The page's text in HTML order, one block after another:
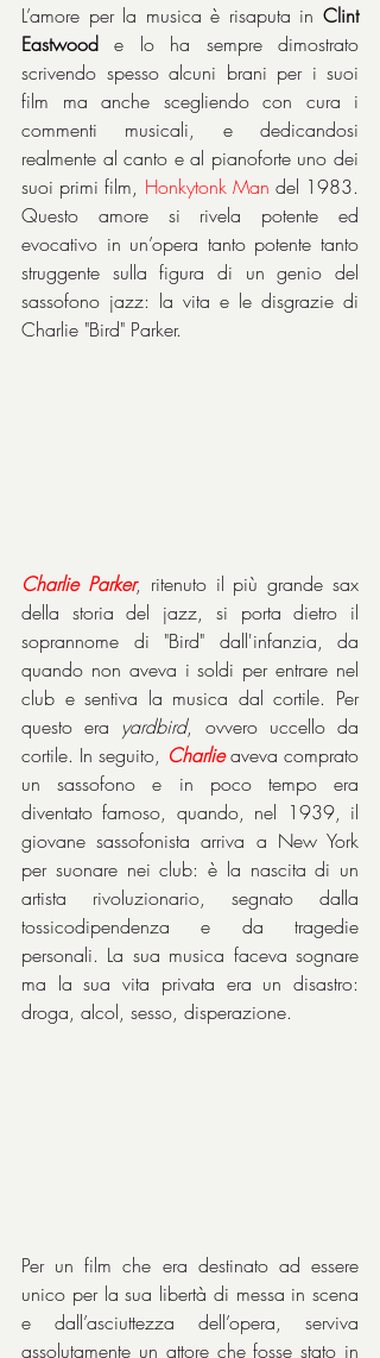
L’amore per la musica è risaputa in Clint
Eastwood e lo ha sempre dimostrato
scrivendo spesso alcuni brani per i suoi
film ma anche scegliendo con cura i
commenti musicali, e dedicandosi
realmente al canto e al pianoforte uno dei
suoi primi film, Honkytonk Man del 1983.
Questo amore si rivela potente ed
evocativo in un’opera tanto potente tanto
struggente sulla figura di un genio del
sassofono jazz: la vita e le disgrazie di
Charlie "Bird" Parker.
Charlie Parker, ritenuto il più grande sax
della storia del jazz, si porta dietro il
soprannome di "Bird" dall'infanzia, da
quando non aveva i soldi per entrare nel
club e sentiva la musica dal cortile. Per
questo era yardbird, ovvero uccello da
cortile. In seguito, Charlie aveva comprato
un sassofono e in poco tempo era
diventato famoso, quando, nel 1939, il
giovane sassofonista arriva a New York
per suonare nei club: è la nascita di un
artista rivoluzionario, segnato dalla
tossicodipendenza e da tragedie
personali. La sua musica faceva sognare
ma la sua vita privata era un disastro:
droga, alcol, sesso, disperazione.
Per un film che era destinato ad essere
unico per la sua libertà di messa in scena
e dall’asciuttezza dell’opera, serviva
assolutamente un attore che fosse stato in